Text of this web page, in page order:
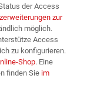
der Access
zur
möglich.
Access
zu konfigurieren.
Shop. Eine
finden Sie im